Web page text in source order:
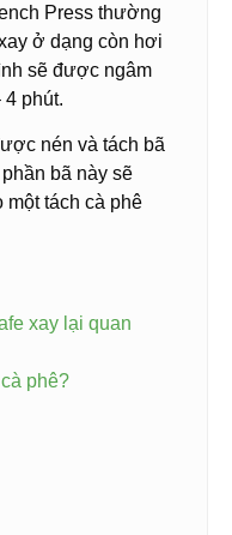
Press thường
ở dạng còn hơi
sẽ được ngâm
phút.
nén và tách bã
bã này sẽ
một tách cà phê
xay lại quan
phê?